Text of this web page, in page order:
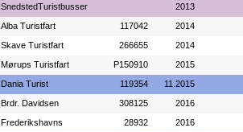
SnedstedTuristbusser 2013
Alba Turistfart 117042 2014
Skave Turistfart 266655 2014
Mørups Turistfart P150910 2015
Dania Turist 119354 11.2015
Brdr. Davidsen 308125 2016
Frederikshavns 28932 2016